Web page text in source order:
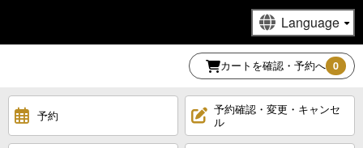
カートを確認・予約へ 0
予約
予約確認・変更・キャンセ
ル